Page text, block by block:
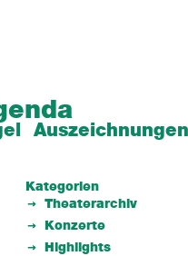
Auszeichnungen
Kategorien
Theaterarchiv
Konzerte
Highlights